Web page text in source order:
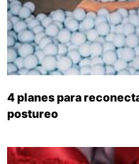
4 planes para
postureo